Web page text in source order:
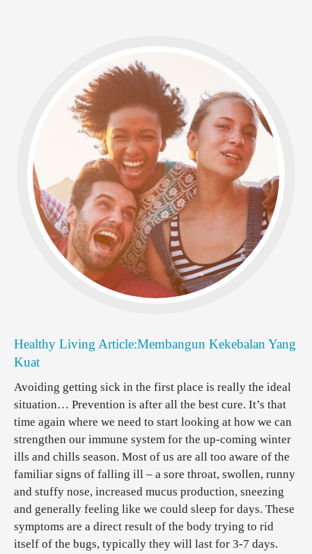
Healthy Living Article:Membangun Kekebalan Yang
Kuat
Avoiding getting sick in the first place is really the ideal
situation… Prevention is after all the best cure. It’s that
time again where we need to start looking at how we can
strengthen our immune system for the up-coming winter
ills and chills season. Most of us are all too aware of the
familiar signs of falling ill – a sore throat, swollen, runny
and stuffy nose, increased mucus production, sneezing
and generally feeling like we could sleep for days. These
symptoms are a direct result of the body trying to rid
itself of the bugs, typically they will last for 3-7 days.